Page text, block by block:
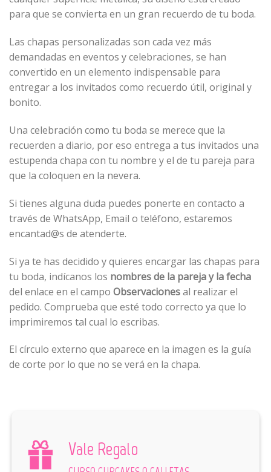
para que se convierta en un gran recuerdo de tu boda.
Las chapas personalizadas son cada vez más
demandadas en eventos y celebraciones, se han
convertido en un elemento indispensable para
entregar a los invitados como recuerdo útil, original y
bonito.
Una celebración como tu boda se merece que la
recuerden a diario, por eso entrega a tus invitados una
estupenda chapa con tu nombre y el de tu pareja para
que la coloquen en la nevera.
Si tienes alguna duda puedes ponerte en contacto a
través de WhatsApp, Email o teléfono, estaremos
encantad@s de atenderte.
Si ya te has decidido y quieres encargar las chapas para
tu boda, indícanos los nombres de la pareja y la fecha
del enlace en el campo Observacionesal realizar el
pedido. Comprueba que esté todo correcto ya que lo
imprimiremos tal cual lo escribas.
El círculo externo que aparece en la imagen es la guía
de corte por lo que no se verá en la chapa.
Vale Regalo